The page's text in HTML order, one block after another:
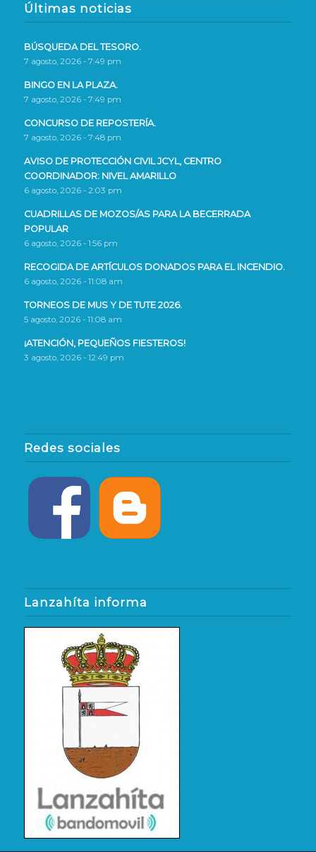
Últimas noticias
BÚSQUEDA DEL TESORO.
7 agosto, 2026 - 7:49 pm
BINGO EN LA PLAZA.
7 agosto, 2026 - 7:49 pm
CONCURSO DE REPOSTERÍA.
7 agosto, 2026 - 7:48 pm
AVISO DE PROTECCIÓN CIVIL JCYL, CENTRO
COORDINADOR: NIVEL AMARILLO
6 agosto, 2026 - 2:03 pm
CUADRILLAS DE MOZOS/AS PARA LA BECERRADA
POPULAR
6 agosto, 2026 - 1:56 pm
RECOGIDA DE ARTÍCULOS DONADOS PARA EL INCENDIO.
6 agosto, 2026 - 11:08 am
TORNEOS DE MUS Y DE TUTE 2026.
5 agosto, 2026 - 11:08 am
¡ATENCIÓN, PEQUEÑOS FIESTEROS!
3 agosto, 2026 - 12:49 pm
Redes sociales
Lanzahíta informa